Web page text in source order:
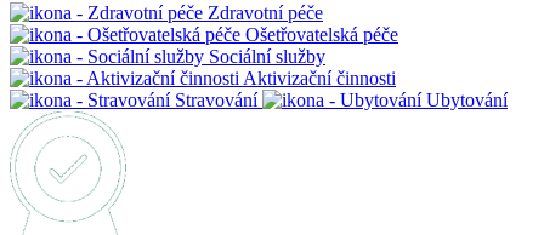
Zdravotní péče
Ošetřovatelská péče
Sociální služby
Aktivizační činnosti
Stravování
Ubytování